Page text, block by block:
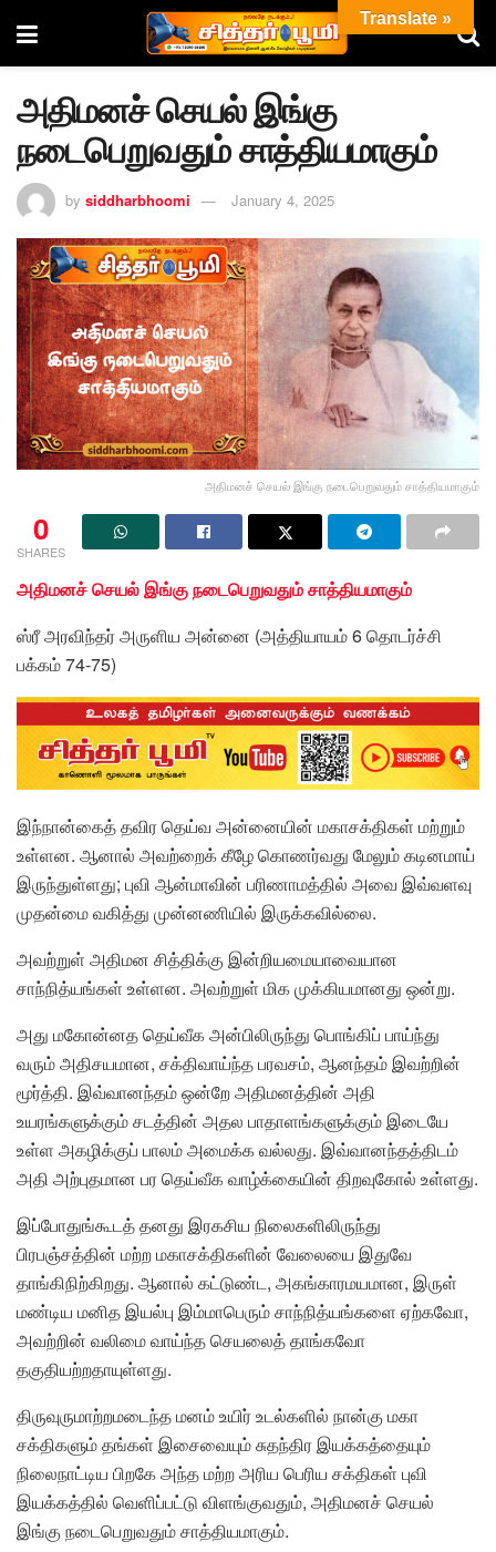
அதிமனச் செயல் இங்கு
நடைபெறுவதும் சாத்தியமாகும்
by siddharbhoomi January 4, 2025
அதிமனச் செயல் இங்கு நடைபெறுவதும் சாத்தியமாகும்
0
SHARES
அதிமனச் செயல் இங்கு நடைபெறுவதும் சாத்தியமாகும்
ஸ்ரீ அரவிந்தர் அருளிய அன்னை (அத்தியாயம் 6 தொடர்ச்சி
பக்கம் 74-75)
இந்நான்கைத் தவிர தெய்வ அன்னையின் மகாசக்திகள் மற்றும்
உள்ளன. ஆனால் அவற்றைக் கீழே கொணர்வது மேலும் கடினமாய்
இருந்துள்ளது; புவி ஆன்மாவின் பரிணாமத்தில் அவை இவ்வளவு
முதன்மை வகித்து முன்னணியில் இருக்கவில்லை.
அவற்றுள் அதிமன சித்திக்கு இன்றியமையாவையான
சாந்நித்யங்கள் உள்ளன. அவற்றுள் மிக முக்கியமானது ஒன்று.
அது மகோன்னத தெய்வீக அன்பிலிருந்து பொங்கிப் பாய்ந்து
வரும் அதிசயமான, சக்திவாய்ந்த பரவசம், ஆனந்தம் இவற்றின்
மூர்த்தி. இவ்வானந்தம் ஒன்றே அதிமனத்தின் அதி
உயரங்களுக்கும் சடத்தின் அதல பாதாளங்களுக்கும் இடையே
உள்ள அகழிக்குப் பாலம் அமைக்க வல்லது. இவ்வானந்தத்திடம்
அதி அற்புதமான பர தெய்வீக வாழ்க்கையின் திறவுகோல் உள்ளது.
இப்போதுங்கூடத் தனது இரகசிய நிலைகளிலிருந்து
பிரபஞ்சத்தின் மற்ற மகாசக்திகளின் வேலையை இதுவே
தாங்கிநிற்கிறது. ஆனால் கட்டுண்ட, அகங்காரமயமான, இருள்
மண்டிய மனித இயல்பு இம்மாபெரும் சாந்நித்யங்களை ஏற்கவோ,
அவற்றின் வலிமை வாய்ந்த செயலைத் தாங்கவோ
தகுதியற்றதாயுள்ளது.
திருவுருமாற்றமடைந்த மனம் உயிர் உடல்களில் நான்கு மகா
சக்திகளும் தங்கள் இசைவையும் சுதந்திர இயக்கத்தையும்
நிலைநாட்டிய பிறகே அந்த மற்ற அரிய பெரிய சக்திகள் புவி
இயக்கத்தில் வெளிப்பட்டு விளங்குவதும், அதிமனச் செயல்
இங்கு நடைபெறுவதும் சாத்தியமாகும்.
Translate »